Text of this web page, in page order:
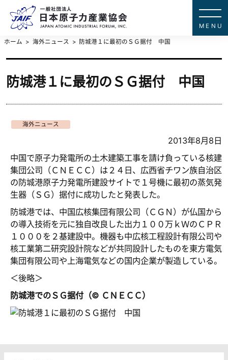
ホーム 海外ニュース 防城港１に最初のＳＧ据付 中国
防城港１に最初のＳＧ据付 中国
海外ニュース
2013年8月8日
中国で原子力発電所の土木建築工事を請け負っている核建
集団公司（ＣＮＥＣＣ）は２４日、広西省チワン族自治区
の防城港原子力発電所建設サイトで１号機に最初の蒸気発
生器（ＳＧ）据付に成功したと発表した。
防城港では、中国広核集団有限公司（ＣＧＮ）が仏国から
の導入技術を元に独自改良した出力１００万ｋＷのＣＰＲ
１０００を２基建設中。機器も中広核工程設計有限公司や
核工業第二研究設計院などが共同設計したものを東方電気
集団有限公司や上海電気などの国内企業が製造している。
＜後略＞
防城港でのＳＧ据付（© ＣＮＥＣＣ）